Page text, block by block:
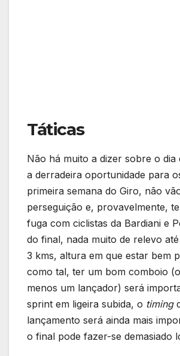
Táticas
Não há muito a dizer sobre o dia
a derradeira oportunidade para
primeira semana do Giro, não
perseguição e, provavelmente,
fuga com ciclistas da Bardiani e
do final, nada muito de relevo
3 kms, altura em que estar bem
como tal, ter um bom comboio
menos um lançador) será
sprint em ligeira subida, o timing
lançamento será ainda mais
o final pode fazer-se demasiado